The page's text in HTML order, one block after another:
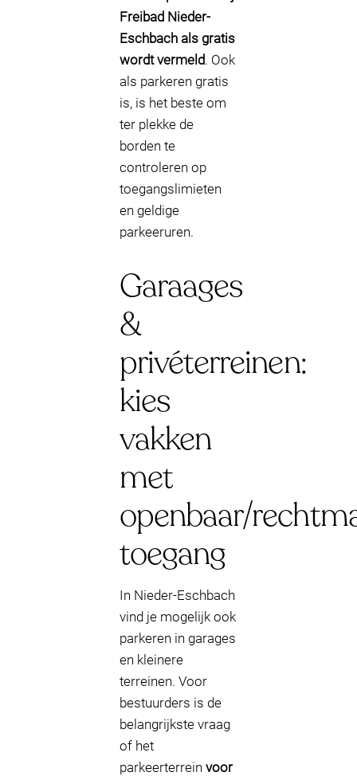
Freibad Nieder-
Eschbach als gratis
wordt vermeld. Ook
als parkeren gratis
is, is het beste om
ter plekke de
borden te
controleren op
toegangslimieten
en geldige
parkeeruren.
Garaages
&
privéterreinen:
kies
vakken
met
openbaar/
toegang
In Nieder-Eschbach
vind je mogelijk ook
parkeren in garages
en kleinere
terreinen. Voor
bestuurders is de
belangrijkste vraag
of het
parkeerterrein voor